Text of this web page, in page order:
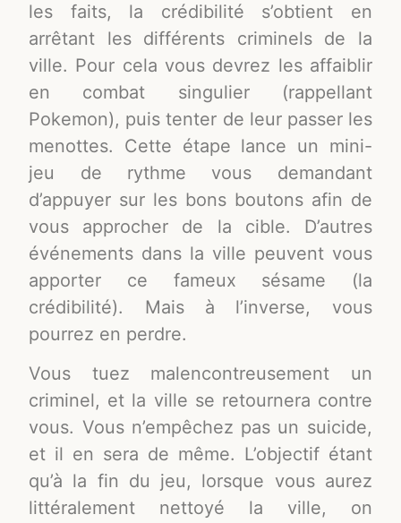
les faits, la crédibilité s’obtient en
arrêtant les différents criminels de la
ville. Pour cela vous devrez les affaiblir
en combat singulier (rappellant
Pokemon), puis tenter de leur passer les
menottes. Cette étape lance un mini-
jeu de rythme vous demandant
d’appuyer sur les bons boutons afin de
vous approcher de la cible. D’autres
événements dans la ville peuvent vous
apporter ce fameux sésame (la
crédibilité). Mais à l’inverse, vous
pourrez en perdre.
Vous tuez malencontreusement un
criminel, et la ville se retournera contre
vous. Vous n’empêchez pas un suicide,
et il en sera de même. L’objectif étant
qu’à la fin du jeu, lorsque vous aurez
littéralement nettoyé la ville, on